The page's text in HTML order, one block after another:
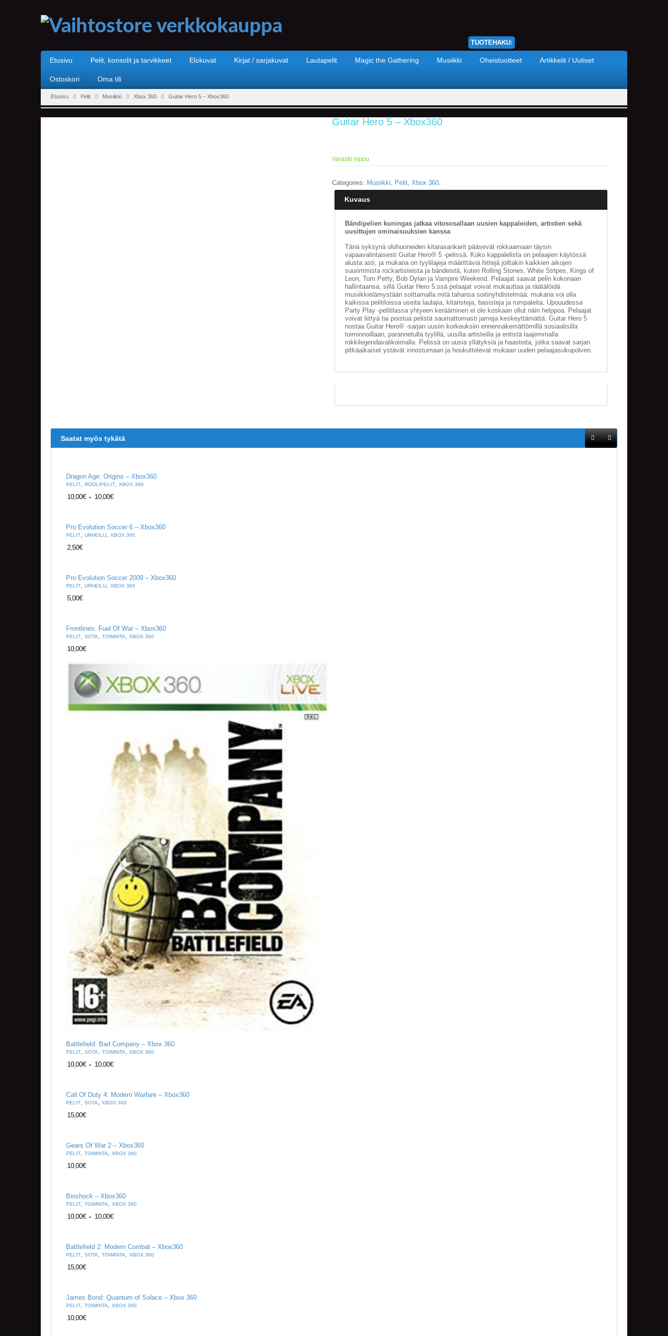
TUOTEHAKU:
Etusivu Pelit, konsolit ja tarvikkeet Elokuvat Kirjat / sarjakuvat Lautapelit Magic the Gathering Musiikki Oheistuotteet Artikkelit / Uutiset
Ostoskori Oma tili
Etusivu Pelit Musiikki Xbox 360 Guitar Hero 5 – Xbox360
Guitar Hero 5 – Xbox360
Varasto loppu
Categories: Musiikki, Pelit, Xbox 360.
Kuvaus
Bändipelien kuningas jatkaa vitososallaan uusien kappaleiden, artistien sekä
uusittujen ominaisuuksien kanssa
Tänä syksynä olohuoneiden kitarasankarit pääsevät rokkaamaan täysin
vapaavalintaisesti Guitar Hero® 5 -pelissä. Koko kappalelista on pelaajien käytössä
alusta asti, ja mukana on tyylilajeja määrittäviä hittejä joiltakin kaikkien aikojen
suurimmista rockartisteista ja bändeistä, kuten Rolling Stones, White Stripes, Kings of
Leon, Tom Petty, Bob Dylan ja Vampire Weekend. Pelaajat saavat pelin kokonaan
hallintaansa, sillä Guitar Hero 5:ssä pelaajat voivat mukauttaa ja räätälöidä
musiikkielämystään soittamalla mitä tahansa soitinyhdistelmää: mukana voi olla
kaikissa pelitiloissa useita laulajia, kitaristeja, basisteja ja rumpaleita. Upouudessa
Party Play -pelitilassa yhtyeen kerääminen ei ole koskaan ollut näin helppoa. Pelaajat
voivat liittyä tai poistua pelistä saumattomasti jameja keskeyttämättä. Guitar Hero 5
nostaa Guitar Hero® -sarjan uusiin korkeuksiin ennennäkemättömillä sosiaalisilla
toiminnoillaan, parannetulla tyylillä, uusilla artisteilla ja entistä laajemmalla
rokkilegendavalikoimalla. Pelissä on uusia yllätyksiä ja haasteita, jotka saavat sarjan
pitkäaikaiset ystävät innostumaan ja houkuttelevat mukaan uuden pelaajasukupolven.
Saatat myös tykätä
Dragon Age: Origins – Xbox360
PELIT, ROOLIPELIT, XBOX 360
10,00€ - 10,00€
Pro Evolution Soccer 6 – Xbox360
PELIT, URHEILU, XBOX 360
2,50€
Pro Evolution Soccer 2009 – Xbox360
PELIT, URHEILU, XBOX 360
5,00€
Frontlines: Fuel Of War – Xbox360
PELIT, SOTA, TOIMINTA, XBOX 360
10,00€
Battlefield: Bad Company – Xbox 360
PELIT, SOTA, TOIMINTA, XBOX 360
10,00€ - 10,00€
Call Of Duty 4: Modern Warfare – Xbox360
PELIT, SOTA, XBOX 360
15,00€
Gears Of War 2 – Xbox360
PELIT, TOIMINTA, XBOX 360
10,00€
Bioshock – Xbox360
PELIT, TOIMINTA, XBOX 360
10,00€ - 10,00€
Battlefield 2: Modern Combat – Xbox360
PELIT, SOTA, TOIMINTA, XBOX 360
15,00€
James Bond: Quantum of Solace – Xbox 360
PELIT, TOIMINTA, XBOX 360
10,00€